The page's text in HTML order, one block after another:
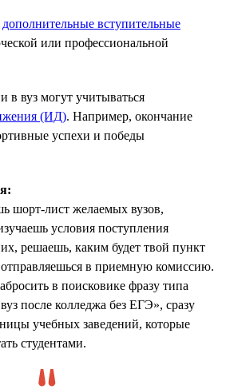
дополнительные вступительные
или профессиональной
в вуз могут учитываться
(ИД). Например, окончание
успехи и победы
шорт-лист желаемых вузов,
условия поступления
решаешь, каким будет твой пункт
отправляешься в приемную комиссию.
в поисковике фразу типа
после колледжа без ЕГЭ», сразу
учебных заведений, которые
студентами.